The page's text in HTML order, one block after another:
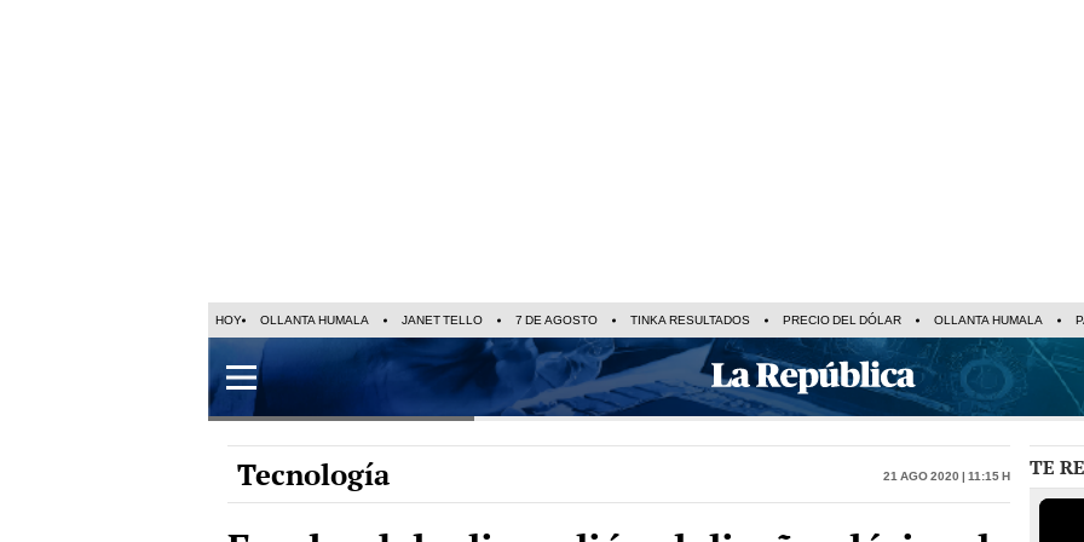
HOY OLLANTA HUMALA JANET TELLO 7 DE AGOSTO TINKA RESULTADOS PRECIO DEL DÓLAR OLLANTA HUMALA
Tecnología 21 Ago 2020 | 11:15 h TE